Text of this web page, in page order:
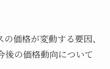
価格が変動する要因、
後の価格動向について